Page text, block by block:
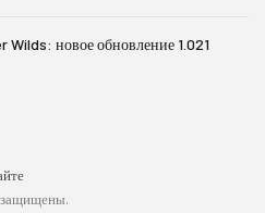
Wilds: новое обновление 1.021